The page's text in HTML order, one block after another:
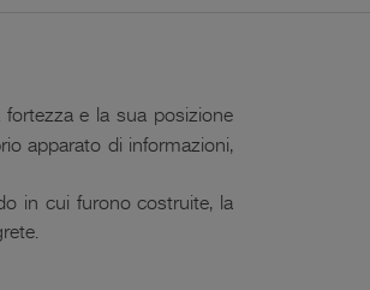
fortezza e la sua posizione
apparato di informazioni,
in cui furono costruite, la